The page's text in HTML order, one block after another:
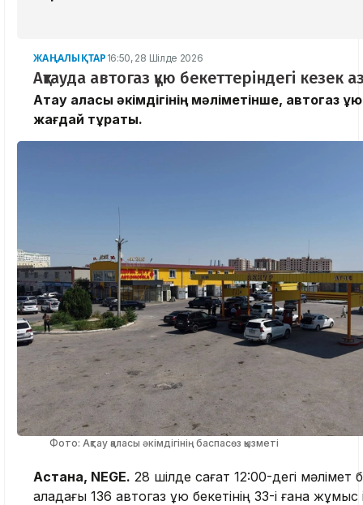
ЖАҢАЛЫҚТАР 16:50, 28 Шілде 2026
Ақтауда автогаз құю бекеттеріндегі кезек
​Ақтау қаласы әкімдігінің мәліметінше, автогаз
жағдай тұрақты.
Фото: Ақтау қаласы әкімдігінің баспасөз қызметі
Астана, NEGE. 28 шілде сағат 12:00-дегі
қаладағы 136 автогаз құю бекетінің 33-і ғана жұмыс